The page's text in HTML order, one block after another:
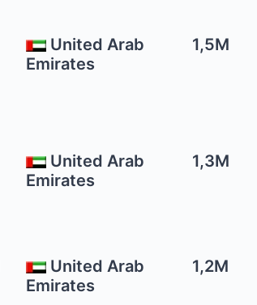
United Arab
Emirates
1,5M
United Arab
Emirates
1,3M
United Arab
Emirates
1,2M